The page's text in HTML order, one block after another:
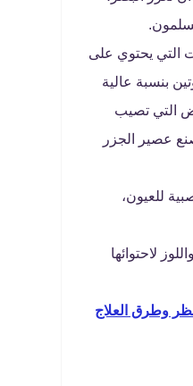
التي يحتوي على
بنسبة عالية
التي تصيب
عصير الجزر
للعيون،
لاحتوائها
وطرق العلاج